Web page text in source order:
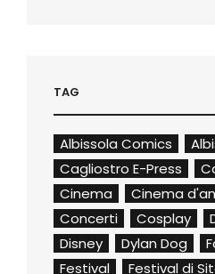
TAG
Albissola Comics
Cagliostro E-Press
Cinema
Cinema
Concerti
Cosplay
Disney
Dylan Dog
Festival
Festival di